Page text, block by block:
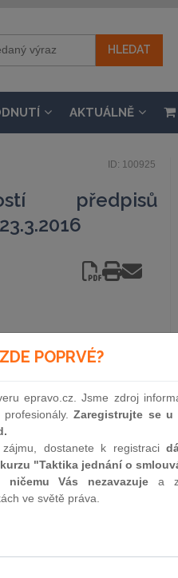
AKTUÁLNĚ
ID: 100925
předpisů
službě k plnění úkolů Policie
teroristických útocích v Belgii
POPRVÉ?
epravo.cz. Jsme zdroj
profesionály.Zaregistrujte se u
dostanete k registraci
"Taktika jednání o
Vás nezavazuje a
ve světě práva.